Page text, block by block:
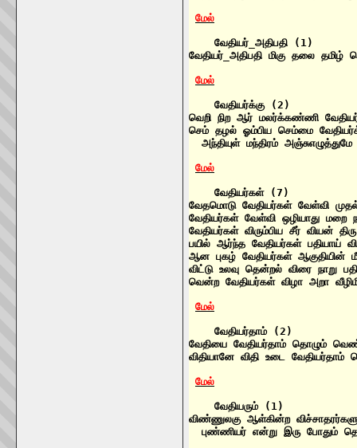
மேல்
    வேதியர்_அதிபதி (1)
வேதியர்_அதிபதி மிகு தலை
மேல்
    வேதியர்க்கு (2)
வெறி நிற ஆர் மலர்க்கண்ணி
செம் தழல் ஓம்பிய செம்மை
அந்தியுள் மந்திரம்
மேல்
    வேதியர்கள் (7)
வேதமொடு வேதியர்கள் வேள்வி
வேதியர்கள் வேள்வி ஒழியாது
வேதியர்கள் விரும்பிய சீர் வியன்
பயில் ஆர்ந்த வேதியர்கள் பதியாய்
ஆன புகழ் வேதியர்கள்
விட்டு உலவு தென்றல் விரை நாறு
வென்ற வேதியர்கள் விழா அறா
மேல்
    வேதியர்தாம் (2)
வேதியை வேதியர்தாம் தொழும்
விதியானே விதி உடை
மேல்
    வேதியரும் (1)
விண்ணுலகு ஆள்கின்ற
புண்ணியர் என்று இரு போதும்